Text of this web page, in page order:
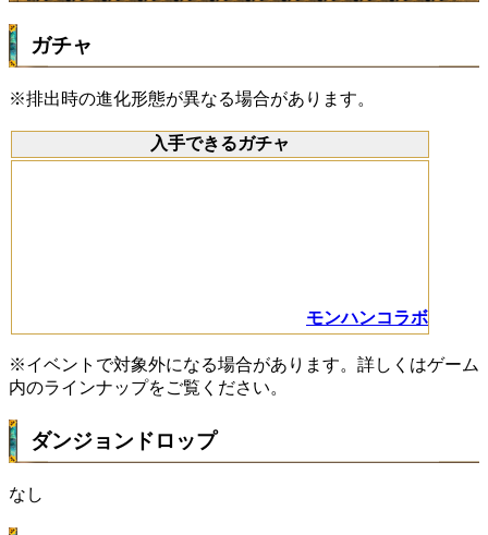
ガチャ
※排出時の進化形態が異なる場合があります。
入手できるガチャ
モンハンコラボ
※イベントで対象外になる場合があります。詳しくはゲーム
内のラインナップをご覧ください。
ダンジョンドロップ
なし